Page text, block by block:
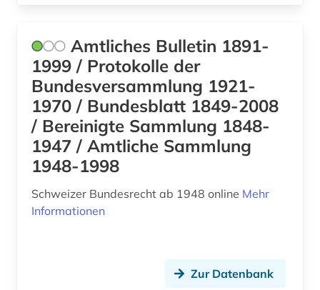
engagement (1)
englisch (1)
enteignung (1)
entgeltsystem (1)
entscheide (1)
Amtliches Bulletin 1891-
1999 / Protokolle der
Bundesversammlung 1921-
1970 / Bundesblatt 1849-2008
/ Bereinigte Sammlung 1848-
1947 / Amtliche Sammlung
1948-1998
Schweizer Bundesrecht ab 1948 online Mehr
Informationen
Zur Datenbank